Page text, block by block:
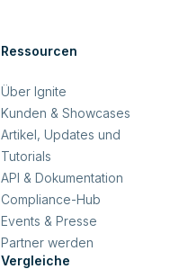
Ressourcen
Über Ignite
Kunden & Showcases
Artikel, Updates und
Tutorials
API & Dokumentation
Compliance-Hub
Events & Presse
Partner werden
Vergleiche